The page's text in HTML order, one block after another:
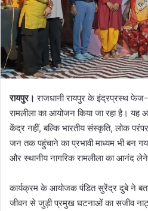
रायपुर। राजधानी रायपुर के इंद्रप्रस्थ फेज-
रामलीला का आयोजन किया जा रहा है। यह
केंद्र नहीं, बल्कि भारतीय संस्कृति, लोक
जन तक पहुंचाने का प्रभावी माध्यम भी बन
और स्थानीय नागरिक रामलीला का आनंद
कार्यक्रम के आयोजक पंडित सुरेंद्र दुबे ने
जीवन से जुड़ी प्रमुख घटनाओं का सजीव